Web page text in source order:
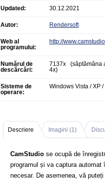
Updated: 30.12.2021
Autor: Rendersoft
Web al
programului:
http://
Numărul de
descărcări:
7137x (săptămâna
4x)
Sisteme de
operare:
Windows Vista / XP
Descriere Imagini (1)
CamStudio se ocupă de
programul și va captura
necesar. De asemenea, vă